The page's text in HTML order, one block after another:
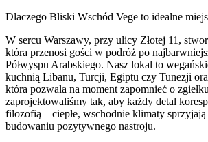
Dlaczego Bliski Wschód Vege to idealne
W sercu Warszawy, przy ulicy Złotej 11,
która przenosi gości w podróż po
Półwyspu Arabskiego. Nasz lokal to
kuchnią Libanu, Turcji, Egiptu czy Tunezji
która pozwala na moment zapomnieć o
zaprojektowaliśmy tak, aby każdy detal
filozofią – ciepłe, wschodnie klimaty
budowaniu pozytywnego nastroju.